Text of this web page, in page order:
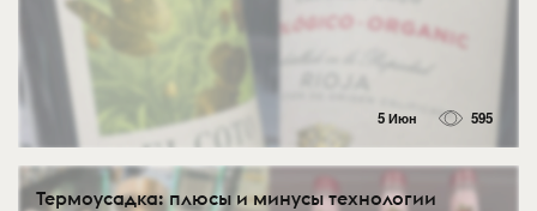
5 Июн 595
Термоусадка: плюсы и минусы технологии